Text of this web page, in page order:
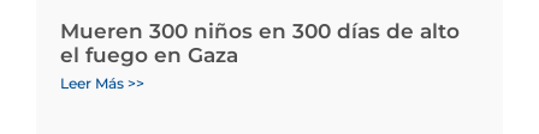
Mueren 300 niños en 300 días de alto
el fuego en Gaza
Leer Más >>